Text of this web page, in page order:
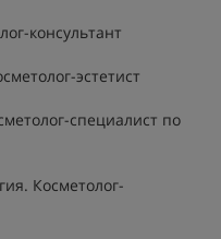
консультант
эстетист
специалист по
Косметолог-